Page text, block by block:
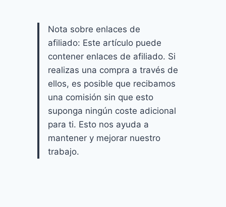
Nota sobre enlaces de
afiliado: Este artículo puede
contener enlaces de afiliado. Si
realizas una compra a través de
ellos, es posible que recibamos
una comisión sin que esto
suponga ningún coste adicional
para ti. Esto nos ayuda a
mantener y mejorar nuestro
trabajo.